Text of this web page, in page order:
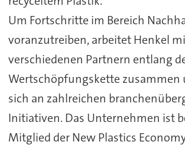
Um Fortschritte im Bereich
voranzutreiben, arbeitet Henkel
verschiedenen Partnern entlang
Wertschöpfungskette zusammen
sich an zahlreichen
Initiativen. Das Unternehmen ist
Mitglied der New Plastics